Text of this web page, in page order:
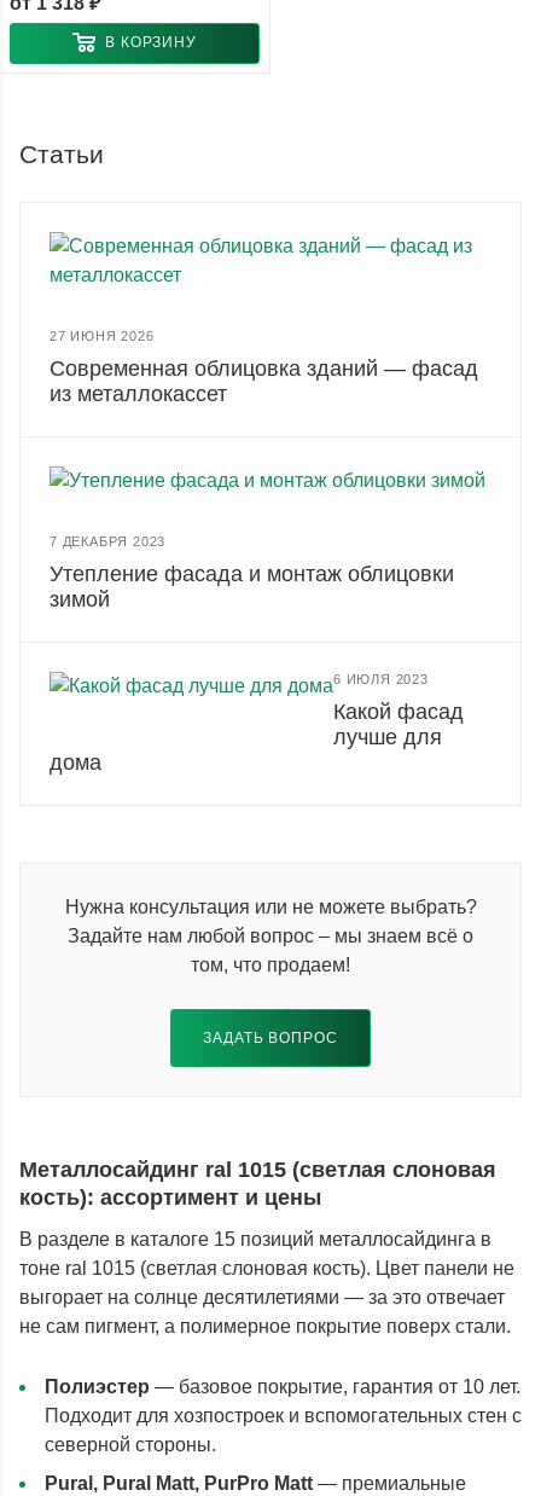
В КОРЗИНУ
Статьи
27 ИЮНЯ 2026
Современная облицовка зданий — фасад
из металлокассет
7 ДЕКАБРЯ 2023
Утепление фасада и монтаж облицовки
зимой
6 ИЮЛЯ 2023
Какой фасад
лучше для
дома
Нужна консультация или не можете выбрать?
Задайте нам любой вопрос – мы знаем всё о
том, что продаем!
ЗАДАТЬ ВОПРОС
Металлосайдинг ral 1015 (cветлая слоновая
кость): ассортимент и цены
В разделе в каталоге 15 позиций металлосайдинга в
тоне ral 1015 (cветлая слоновая кость). Цвет панели не
выгорает на солнце десятилетиями — за это отвечает
не сам пигмент, а полимерное покрытие поверх стали.
Полиэстер — базовое покрытие, гарантия от 10 лет.
Подходит для хозпостроек и вспомогательных стен с
северной стороны.
Pural, Pural Matt, PurPro Matt — премиальные